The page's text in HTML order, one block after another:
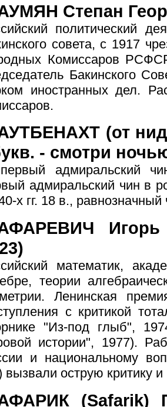
Степан
политический
совета, с 1917
Комиссаров
Бакинского
иностранных дел.
(от
- смотри
адмиральский
адмиральский чин в
х гг. 18 в.,
Игорь
математик,
теории
Ленинская
с критикой
"Из-под глыб",
истории", 1977).
и национальному
вызвали острую критику и
(Safarik)